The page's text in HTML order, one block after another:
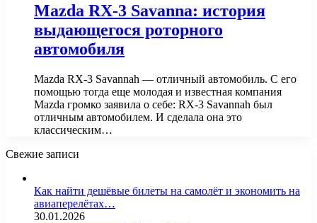
Mazda RX-3 Savanna: история
выдающегося роторного
автомобиля
Mazda RX-3 Savannah — отличный автомобиль. С его
помощью тогда еще молодая и известная компания
Mazda громко заявила о себе: RX-3 Savannah был
отличным автомобилем. И сделала она это
классическим…
Свежие записи
Как найти дешёвые билеты на самолёт и экономить на
авиаперелётах…
30.01.2026